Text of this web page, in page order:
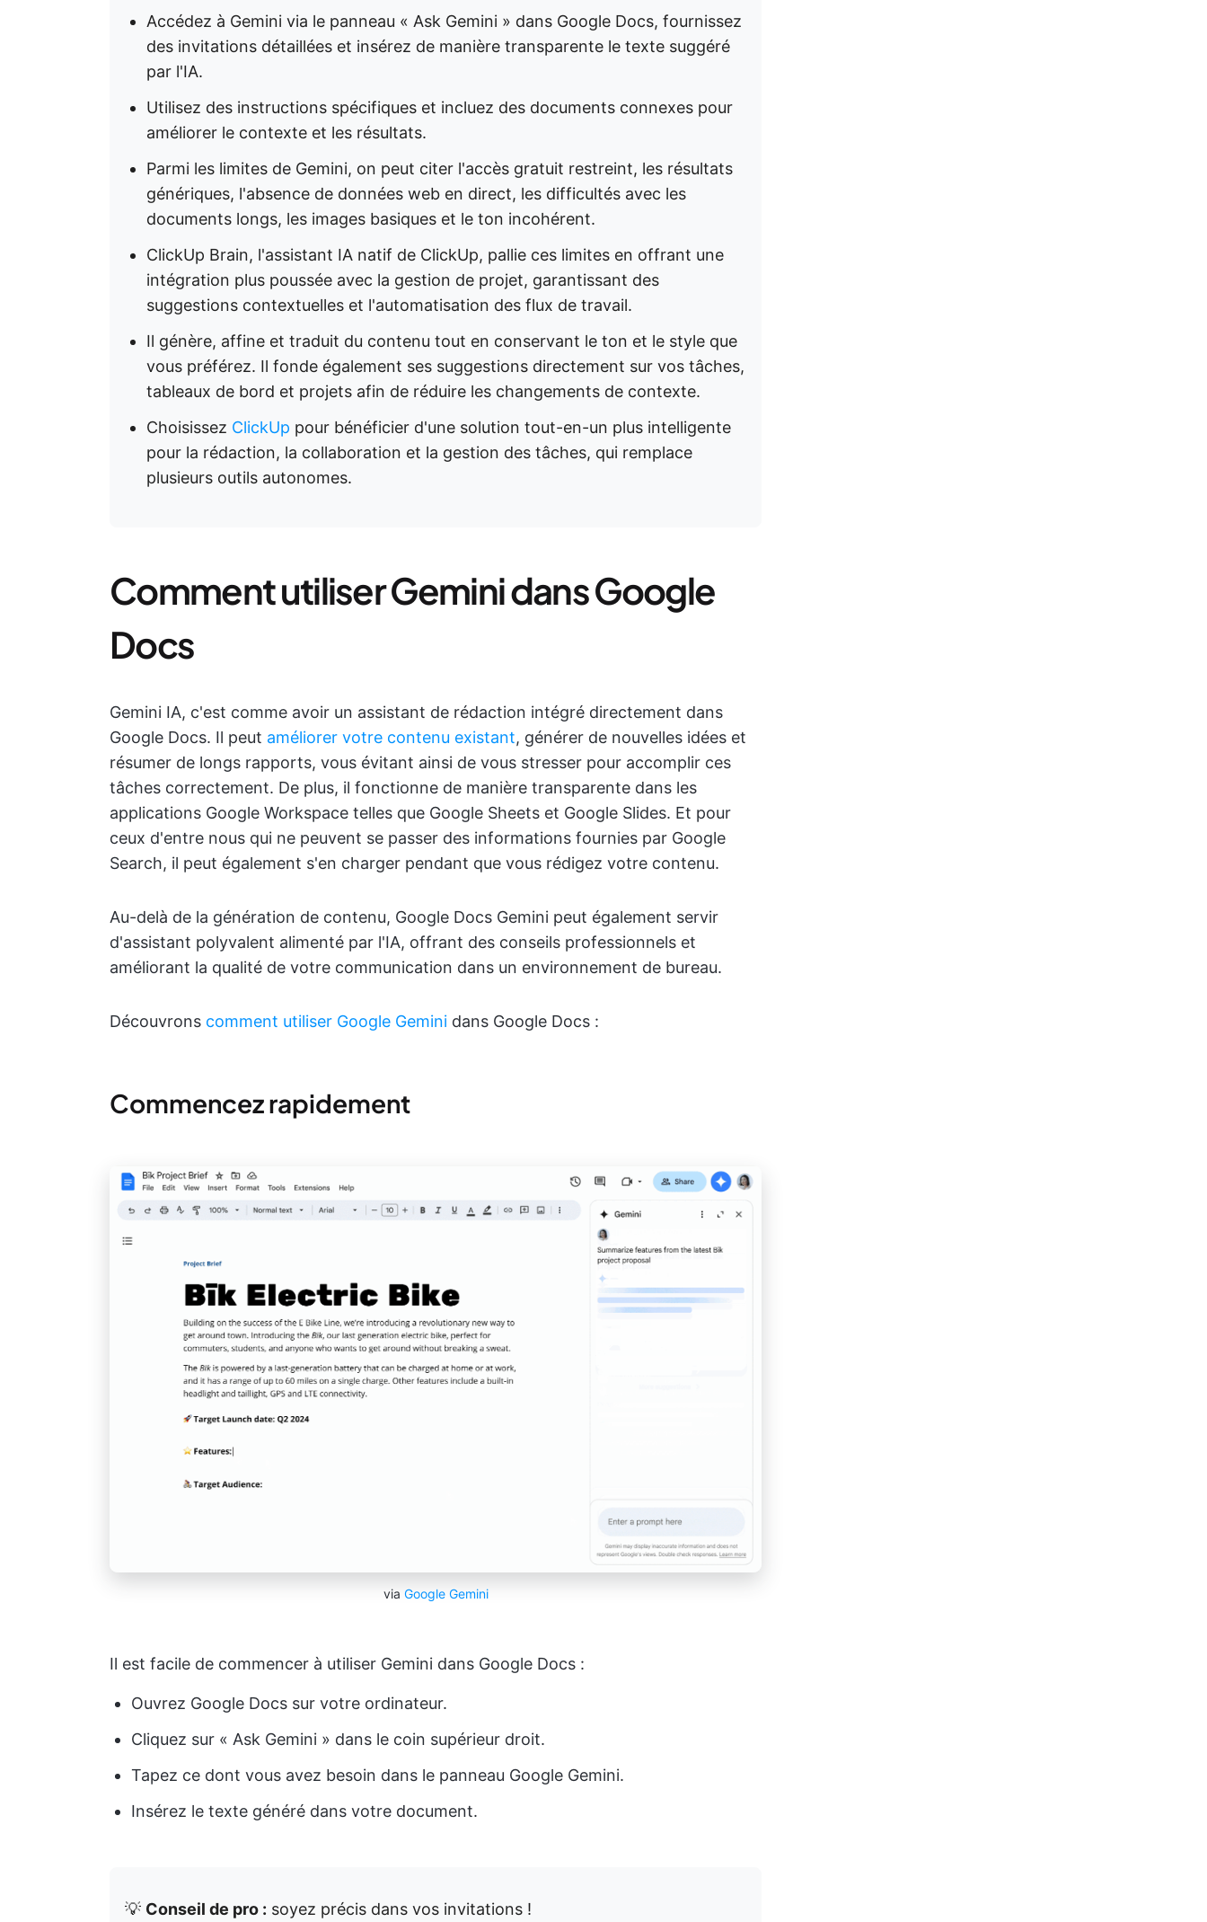
Accédez à Gemini via le panneau « Ask Gemini » dans Google Docs, fournissez
des invitations détaillées et insérez de manière transparente le texte suggéré
par l'IA.
Utilisez des instructions spécifiques et incluez des documents connexes pour
améliorer le contexte et les résultats.
Parmi les limites de Gemini, on peut citer l'accès gratuit restreint, les résultats
génériques, l'absence de données web en direct, les difficultés avec les
documents longs, les images basiques et le ton incohérent.
ClickUp Brain, l'assistant IA natif de ClickUp, pallie ces limites en offrant une
intégration plus poussée avec la gestion de projet, garantissant des
suggestions contextuelles et l'automatisation des flux de travail.
Il génère, affine et traduit du contenu tout en conservant le ton et le style que
vous préférez. Il fonde également ses suggestions directement sur vos tâches,
tableaux de bord et projets afin de réduire les changements de contexte.
Choisissez ClickUp pour bénéficier d'une solution tout-en-un plus intelligente
pour la rédaction, la collaboration et la gestion des tâches, qui remplace
plusieurs outils autonomes.
Comment utiliser Gemini dans Google
Docs
Gemini IA, c'est comme avoir un assistant de rédaction intégré directement dans
Google Docs. Il peut améliorer votre contenu existant, générer de nouvelles idées et
résumer de longs rapports, vous évitant ainsi de vous stresser pour accomplir ces
tâches correctement. De plus, il fonctionne de manière transparente dans les
applications Google Workspace telles que Google Sheets et Google Slides. Et pour
ceux d'entre nous qui ne peuvent se passer des informations fournies par Google
Search, il peut également s'en charger pendant que vous rédigez votre contenu.
Au-delà de la génération de contenu, Google Docs Gemini peut également servir
d'assistant polyvalent alimenté par l'IA, offrant des conseils professionnels et
améliorant la qualité de votre communication dans un environnement de bureau.
Découvrons comment utiliser Google Gemini dans Google Docs :
Commencez rapidement
via Google Gemini
Il est facile de commencer à utiliser Gemini dans Google Docs :
Ouvrez Google Docs sur votre ordinateur.
Cliquez sur « Ask Gemini » dans le coin supérieur droit.
Tapez ce dont vous avez besoin dans le panneau Google Gemini.
Insérez le texte généré dans votre document.
💡 Conseil de pro : soyez précis dans vos invitations !